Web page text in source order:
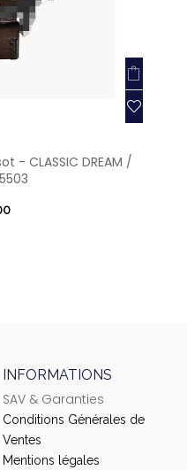
- CLASSIC DREAM /
INFORMATIONS
SAV & Garanties
Conditions Générales de
Ventes
Mentions légales